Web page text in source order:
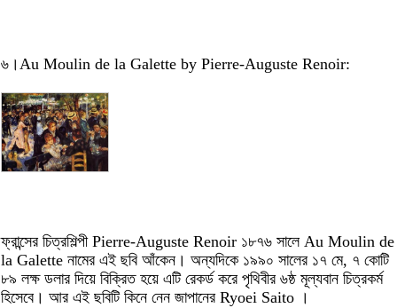
৬।Au Moulin de la Galette by Pierre-Auguste Renoir:
ফ্রান্সের চিত্রশিল্পী Pierre-Auguste Renoir ১৮৭৬ সালে Au Moulin de
la Galette নামের এই ছবি আঁকেন। অন্যদিকে ১৯৯০ সালের ১৭ মে, ৭ কোটি
৮৯ লক্ষ ডলার দিয়ে বিক্রিত হয়ে এটি রেকর্ড করে পৃথিবীর ৬ষ্ঠ মূল্যবান চিত্রকর্ম
হিসেবে। আর এই ছবিটি কিনে নেন জাপানের Ryoei Saito ।